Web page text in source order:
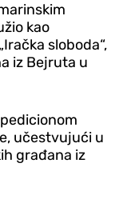
kao
sloboda“,
iz Bejruta u
učestvujući u
građana iz